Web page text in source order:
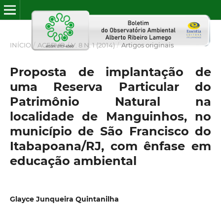
INÍCIO / ACERVO / V. 8 N. 1 (2014) / Artigos originais
Proposta de implantação de
uma Reserva Particular do
Patrimônio Natural na
localidade de Manguinhos, no
município de São Francisco do
Itabapoana/RJ, com ênfase em
educação ambiental
Glayce Junqueira Quintanilha